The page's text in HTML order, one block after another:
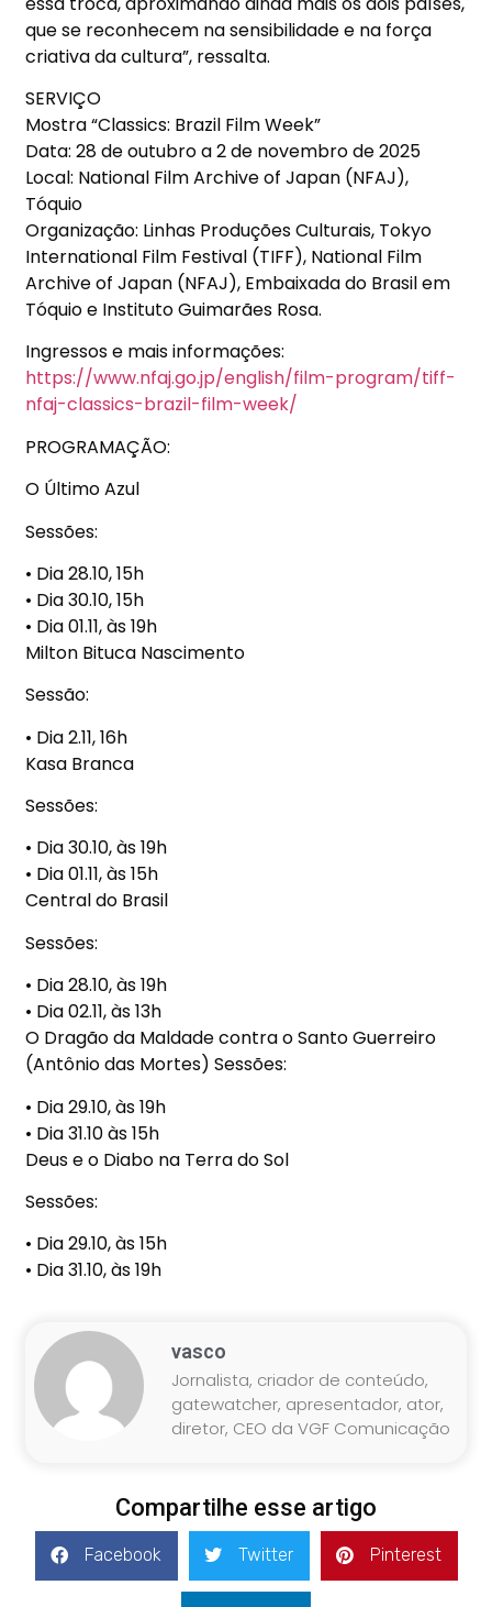
que se reconhecem na sensibilidade e na força
criativa da cultura”, ressalta.
SERVIÇO
Mostra“Classics: Brazil Film Week”
Data:28 de outubro a 2 de novembro de 2025
Local: National Film Archive of Japan (NFAJ),
Tóquio
Organização: Linhas Produções Culturais, Tokyo
International Film Festival (TIFF), National Film
Archive of Japan (NFAJ), Embaixada do Brasil em
Tóquioe Instituto Guimarães Rosa.
Ingressos e mais informações:
https://www.nfaj.go.jp/english/film-program/tiff-
nfaj-classics-brazil-film-week/
PROGRAMAÇÃO:
O Último Azul
Sessões:
• Dia 28.10, 15h
• Dia 30.10, 15h
• Dia 01.11,às 19h
Milton Bituca Nascimento
Sessão:
• Dia 2.11, 16h
Kasa Branca
Sessões:
• Dia 30.10,às 19h
• Dia 01.11,às 15h
Central do Brasil
Sessões:
• Dia 28.10,às 19h
• Dia 02.11,às 13h
O Dragão da Maldade contra o Santo Guerreiro
(Antônio das Mortes) Sessões:
• Dia 29.10,às 19h
• Dia 31.10às 15h
Deus e o Diabo na Terra do Sol
Sessões:
• Dia 29.10,às 15h
• Dia 31.10,às 19h
vasco
Jornalista, criador de conteúdo,
gatewatcher, apresentador, ator,
diretor, CEO da VGF Comunicação
Compartilhe esse artigo
Facebook Twitter Pinterest